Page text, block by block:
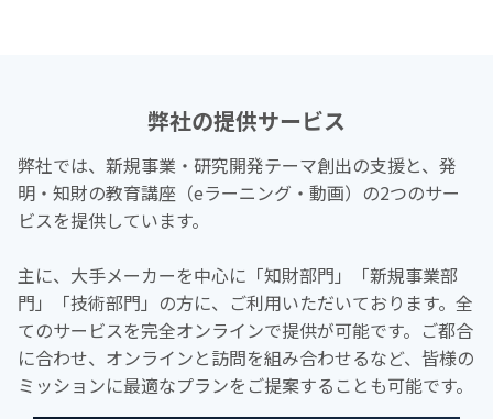
弊社の提供サービス
弊社では、新規事業・研究開発テーマ創出の支援と、発
明・知財の教育講座（eラーニング・動画）の2つのサー
ビスを提供しています。
主に、大手メーカーを中心に「知財部門」「新規事業部
門」「技術部門」の方に、ご利用いただいております。全
てのサービスを完全オンラインで提供が可能です。ご都合
に合わせ、オンラインと訪問を組み合わせるなど、皆様の
ミッションに最適なプランをご提案することも可能です。